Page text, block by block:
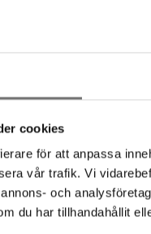
cookies
för att anpassa
vår trafik. Vi
och
du har tillhandahållit
& tid